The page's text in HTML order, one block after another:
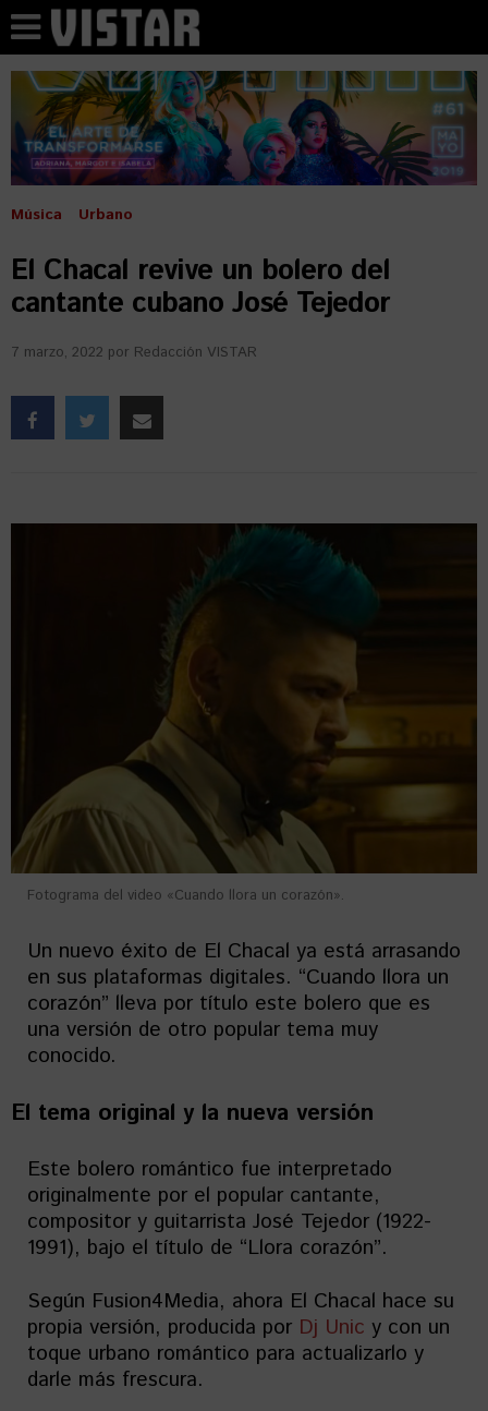
Música Urbano
El Chacal revive un bolero del
cantante cubano José Tejedor
7 marzo, 2022 por Redacción VISTAR
Fotograma del video «Cuando llora un corazón».
Un nuevo éxito de El Chacal ya está arrasando
en sus plataformas digitales. “Cuando llora un
corazón” lleva por título este bolero que es
una versión de otro popular tema muy
conocido.
El tema original y la nueva versión
Este bolero romántico fue interpretado
originalmente por el popular cantante,
compositor y guitarrista José Tejedor (1922-
1991), bajo el título de “Llora corazón”.
Según Fusion4Media, ahora El Chacal hace su
propia versión, producida por Dj Unic y con un
toque urbano romántico para actualizarlo y
darle más frescura.